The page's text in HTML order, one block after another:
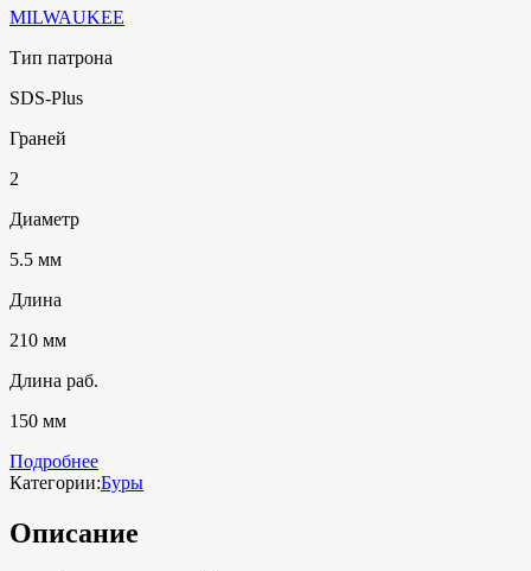
MILWAUKEE
Тип патрона
SDS-Plus
Граней
2
Диаметр
5.5 мм
Длина
210 мм
Длина раб.
150 мм
Подробнее
Категории:Буры
Описание